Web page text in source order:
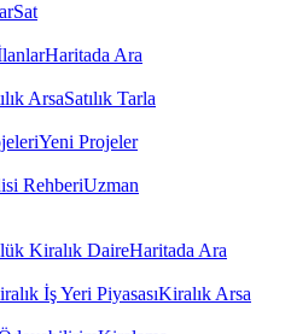
Sat
Haritada Ara
ArsaSatılık Tarla
Yeni Projeler
RehberiUzman
Kiralık DaireHaritada Ara
İş Yeri PiyasasıKiralık Arsa